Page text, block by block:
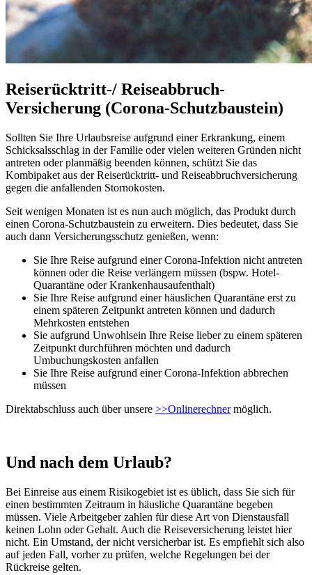
Reiserücktritt-/ Reiseabbruch-
Versicherung (Corona-Schutzbaustein)
Sollten Sie Ihre Urlaubsreise aufgrund einer Erkrankung, einem
Schicksalsschlag in der Familie oder vielen weiteren Gründen nicht
antreten oder planmäßig beenden können, schützt Sie das
Kombipaket aus der Reiserücktritt- und Reiseabbruchversicherung
gegen die anfallenden Stornokosten.
Seit wenigen Monaten ist es nun auch möglich, das Produkt durch
einen Corona-Schutzbaustein zu erweitern. Dies bedeutet, dass Sie
auch dann Versicherungsschutz genießen, wenn:
Sie Ihre Reise aufgrund einer Corona-Infektion nicht antreten
können oder die Reise verlängern müssen (bspw. Hotel-
Quarantäne oder Krankenhausaufenthalt)
Sie Ihre Reise aufgrund einer häuslichen Quarantäne erst zu
einem späteren Zeitpunkt antreten können und dadurch
Mehrkosten entstehen
Sie aufgrund Unwohlsein Ihre Reise lieber zu einem späteren
Zeitpunkt durchführen möchten und dadurch
Umbuchungskosten anfallen
Sie Ihre Reise aufgrund einer Corona-Infektion abbrechen
müssen
Direktabschluss auch über unsere >>Onlinerechnermöglich.
Und nach dem Urlaub?
Bei Einreise aus einem Risikogebiet ist es üblich, dass Sie sich für
einen bestimmten Zeitraum in häusliche Quarantäne begeben
müssen. Viele Arbeitgeber zahlen für diese Art von Dienstausfall
keinen Lohn oder Gehalt. Auch die Reiseversicherung leistet hier
nicht. Ein Umstand, der nicht versicherbar ist. Es empfiehlt sich also
auf jeden Fall, vorher zu prüfen, welche Regelungen bei der
Rückreise gelten.